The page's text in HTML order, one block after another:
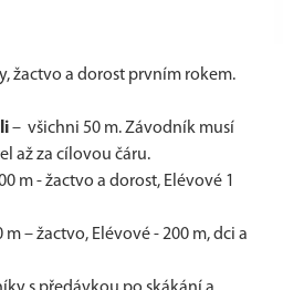
žactvo a dorost prvním rokem.
– všichni 50 m. Závodník musí
až za cílovou čáru.
m - žactvo a dorost, Elévové 1
m – žactvo, Elévové - 200 m, dci a